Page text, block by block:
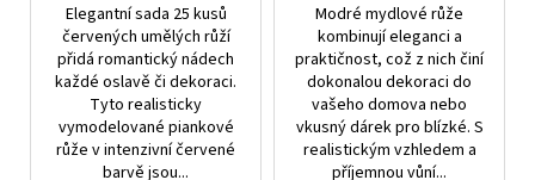
Elegantní sada 25 kusů
červených umělých růží
přidá romantický nádech
každé oslavě či dekoraci.
Tyto realisticky
vymodelované piankové
růže v intenzivní červené
barvě jsou...
Modré mydlové růže
kombinují eleganci a
praktičnost, což z nich činí
dokonalou dekoraci do
vašeho domova nebo
vkusný dárek pro blízké. S
realistickým vzhledem a
příjemnou vůní...